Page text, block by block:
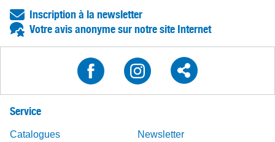
Inscription à la newsletter
Votre avis anonyme sur notre site Internet
Service
Catalogues
Newsletter